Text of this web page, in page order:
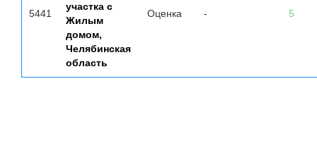
5441
участка с
Жилым
домом,
Челябинская
область
Оценка - 5